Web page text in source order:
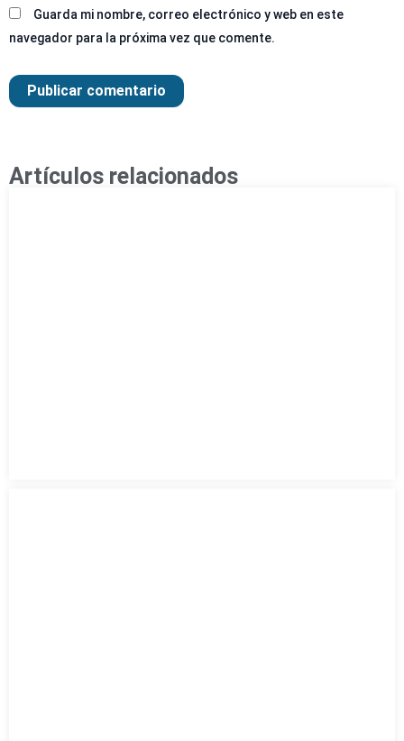
Guarda mi nombre, correo electrónico y web en este
navegador para la próxima vez que comente.
Artículos relacionados